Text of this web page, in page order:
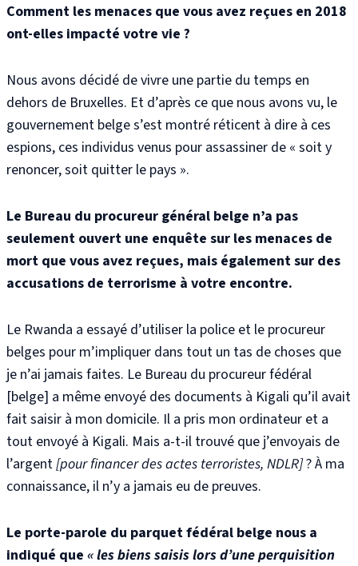
Comment les menaces que vous avez reçues en 2018
ont-elles impacté votre vie ?
Nous avons décidé de vivre une partie du temps en
dehors de Bruxelles. Et d’après ce que nous avons vu, le
gouvernement belge s’est montré réticent à dire à ces
espions, ces individus venus pour assassiner de « soit y
renoncer, soit quitter le pays ».
Le Bureau du procureur général belge n’a pas
seulement ouvert une enquête sur les menaces de
mort que vous avez reçues, mais également sur des
accusations de terrorisme à votre encontre.
Le Rwanda a essayé d’utiliser la police et le procureur
belges pour m’impliquer dans tout un tas de choses que
je n’ai jamais faites. Le Bureau du procureur fédéral
[belge] a même envoyé des documents à Kigali qu’il avait
fait saisir à mon domicile. Il a pris mon ordinateur et a
tout envoyé à Kigali. Mais a-t-il trouvé que j’envoyais de
l’argent[pour financer des actes terroristes, NDLR]? À ma
connaissance, il n’y a jamais eu de preuves.
Le porte-parole du parquet fédéral belge nous a
indiqué que « les biens saisis lors d’une perquisition